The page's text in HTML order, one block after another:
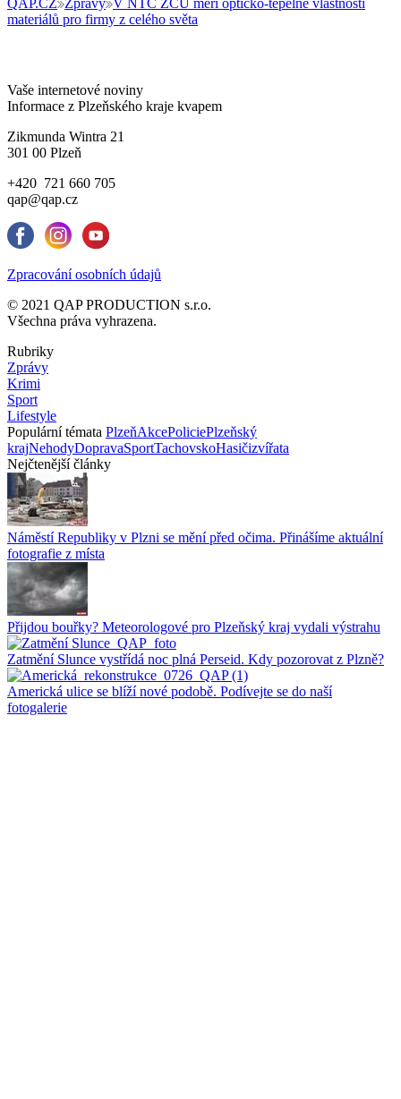
QAP.CZ Zprávy V NTC ZČU měří opticko-tepelné vlastnosti
materiálů pro firmy z celého světa
Vaše internetové noviny
Informace z Plzeňského kraje kvapem
Zikmunda Wintra 21
301 00 Plzeň
+420 721 660 705
qap@qap.cz
Zpracování osobních údajů
© 2021 QAP PRODUCTION s.r.o.
Všechna práva vyhrazena.
Rubriky
Zprávy
Krimi
Sport
Lifestyle
Populární témata PlzeňAkcePoliciePlzeňský
krajNehodyDopravaSportTachovskoHasičizvířata
Nejčtenější články
Náměstí Republiky v Plzni se mění před očima. Přinášíme aktuální
fotografie z místa
Přijdou bouřky? Meteorologové pro Plzeňský kraj vydali výstrahu
Zatmění Slunce vystřídá noc plná Perseid. Kdy pozorovat z Plzně?
Americká ulice se blíží nové podobě. Podívejte se do naší
fotogalerie